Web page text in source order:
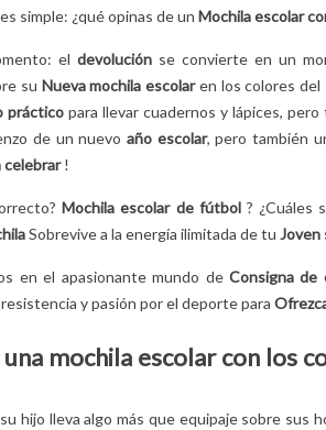
LOS HÉROES DE LA
PATRULLA CANINA:
PODERES Y
REVELADOS!
10Aimé
¿Quiénes son los
personajes de la Patrulla
roles y secretos?
estos...
¡DESCUBRE
INCREÍBLE
¡Descubre la
Man! Sus
aventuras
¡Te...
simple: ¿qué opinas de un Mochila escolar
el devolución se convierte en un
su Nueva mochila escolaren los colores del
práctico para llevar cuadernos y lápices,
de un nuevo año escolar, pero también
celebrar!
Mochila escolar de fútbol? ¿Cuáles
Sobrevive a la energía ilimitada de tu Joven
en el apasionante mundo de Consigna de
y pasión por el deporte para
mochila escolar con los
hijo lleva algo más que equipaje sobre sus